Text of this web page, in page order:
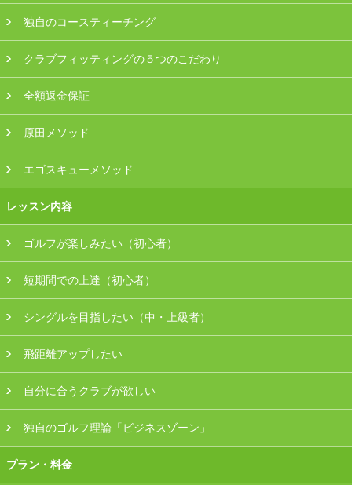
関東（神奈川・埼玉・千葉）
中部（静岡・愛知）
関西（大阪・兵庫・滋賀）
受講生の声
よくある質問
採用情報
会員様ログイン
独自のコースティーチング
クラブフィッティングの５つのこだわり
全額返金保証
原田メソッド
エゴスキューメソッド
レッスン内容
ゴルフが楽しみたい（初心者）
短期間での上達（初心者）
シングルを目指したい（中・上級者）
飛距離アップしたい
自分に合うクラブが欲しい
独自のゴルフ理論「ビジネスゾーン」
プラン・料金